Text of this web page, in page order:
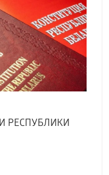
РЕСПУБЛИКИ